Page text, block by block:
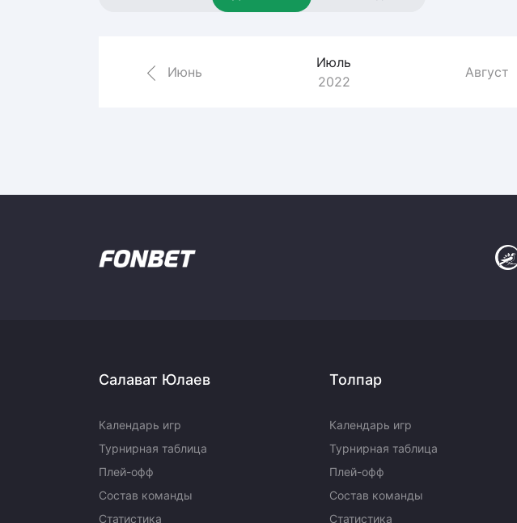
Локомотив
Июнь
Июль
2022
Август
Салават Юлаев
Календарь игр
Турнирная таблица
Плей-офф
Состав команды
Статистика
Толпар
Календарь игр
Турнирная таблица
Плей-офф
Состав команды
Статистика